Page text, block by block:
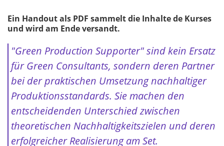
Ein Handout als PDF sammelt die Inhalte de Kurses
und wird am Ende versandt.
"Green Production Supporter" sind kein Ersatz
für Green Consultants, sondern deren Partner
bei der praktischen Umsetzung nachhaltiger
Produktionsstandards. Sie machen den
entscheidenden Unterschied zwischen
theoretischen Nachhaltigkeitszielen und deren
erfolgreicher Realisierung am Set.